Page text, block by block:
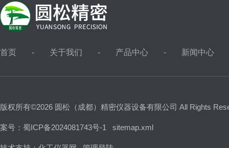
首页 关于我们 产品中心 新闻中心
版权所有©2026 圆松（成都）精密仪器设备有限公司 All Rights
案号：蜀ICP备2024081743号-1 sitemap.xml